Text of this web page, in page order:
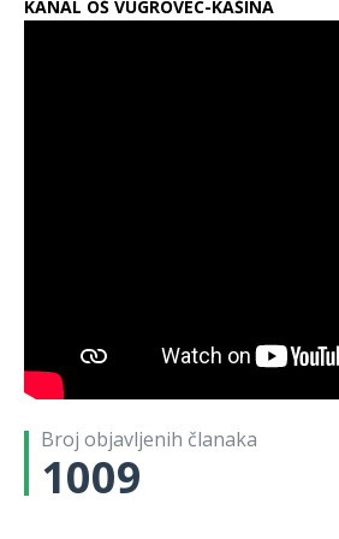
KANAL OŠ VUGROVEC-KAŠINA
Broj objavljenih članaka
1009